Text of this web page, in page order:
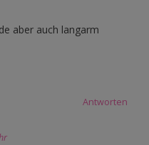
aber auch langarm
Antworten